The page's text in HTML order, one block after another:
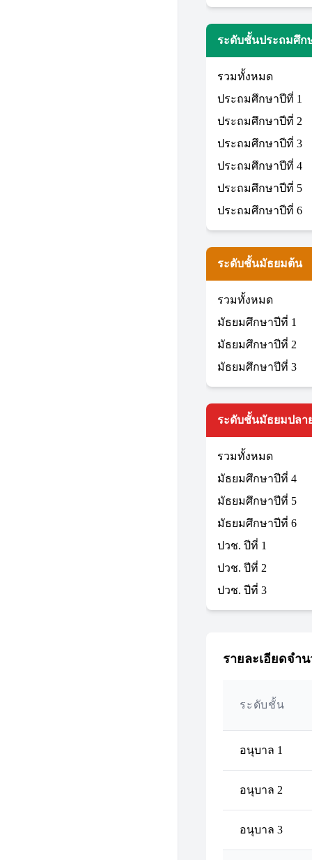
ระดับชั้นประถมศึก
รวมทั้งหมด
ประถมศึกษาปีที่ 1
ประถมศึกษาปีที่ 2
ประถมศึกษาปีที่ 3
ประถมศึกษาปีที่ 4
ประถมศึกษาปีที่ 5
ประถมศึกษาปีที่ 6
ระดับชั้นมัธยมต้น
รวมทั้งหมด
มัธยมศึกษาปีที่ 1
มัธยมศึกษาปีที่ 2
มัธยมศึกษาปีที่ 3
ระดับชั้นมัธยมปลา
รวมทั้งหมด
มัธยมศึกษาปีที่ 4
มัธยมศึกษาปีที่ 5
มัธยมศึกษาปีที่ 6
ปวช. ปีที่ 1
ปวช. ปีที่ 2
ปวช. ปีที่ 3
รายละเอียดจำ
ระดับชั้น
อนุบาล 1
อนุบาล 2
อนุบาล 3